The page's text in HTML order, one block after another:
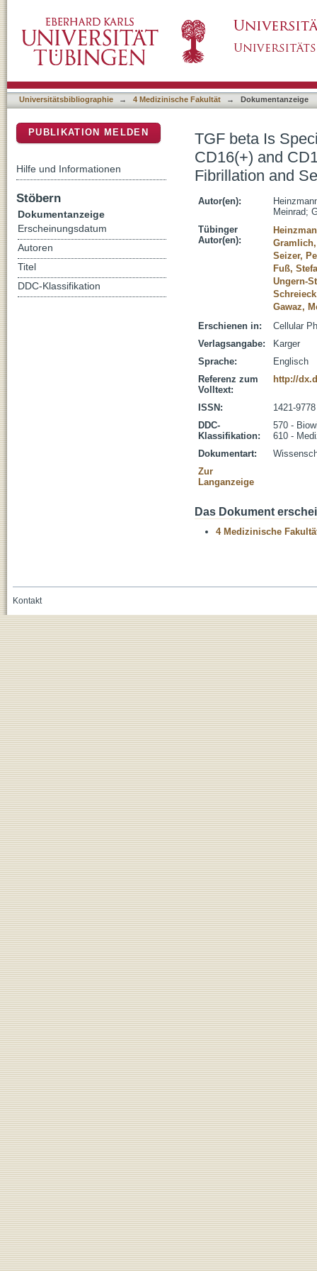
Monocytes in Patients with Atrial Fibrillation
Universitätsbibliographie → 4 Medizinische Fakultät → Dokumentanzeige
TGF beta Is
CD16(+) and
Fibrillation and
Autor(en):
Meinrad;
Tübinger
Autor(en):
Seizer,
Fuß,
Ungern-
Gawaz,
Erschienen in:
Cellular
Verlagsangabe:
Karger
Sprache:
Englisch
Referenz zum
Volltext:
http://
ISSN:
1421-9778
DDC-
Klassifikation:
570 -
610 -
Dokumentart:
Zur
Langanzeige
Das Dokument
4 Medizinische
PUBLIKATION MELDEN
Hilfe und Informationen
Stöbern
Dokumentanzeige
Erscheinungsdatum
Autoren
Titel
DDC-Klassifikation
Kontakt